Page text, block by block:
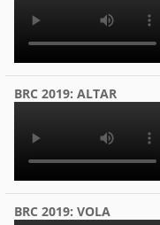
BRC 2019: ALTAR
BRC 2019: VOLA